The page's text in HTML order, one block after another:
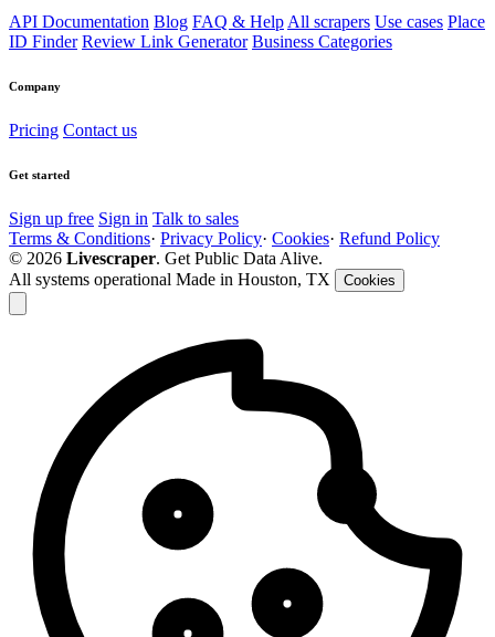
API Documentation Blog FAQ & Help All scrapers Use cases Place
ID Finder Review Link Generator Business Categories
Company
Pricing Contact us
Get started
Sign up free Sign in Talk to sales
Terms & Conditions· Privacy Policy· Cookies· Refund Policy
© 2026 Livescraper. Get Public Data Alive.
All systems operational Made in Houston, TX Cookies